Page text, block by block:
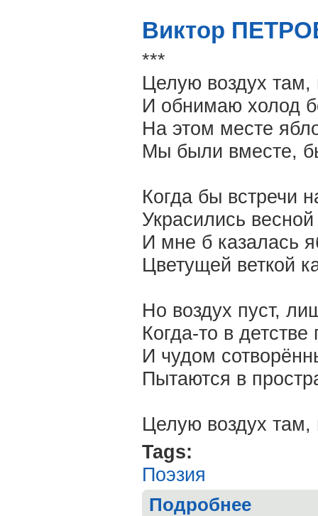
Виктор
***
Целую воздух там,
И обнимаю холод
На этом месте
Мы были вместе,
Когда бы встречи
Украсились
И мне б казалась
Цветущей веткой
Но воздух пуст,
Когда-то в
И чудом
Пытаются в
Целую воздух
Tags:
Поэзия
Подробнее